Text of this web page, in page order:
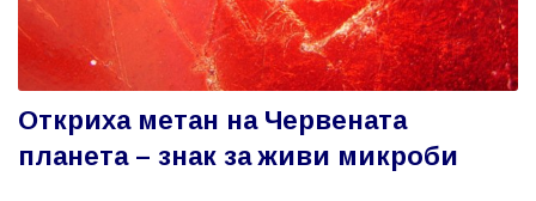
Откриха метан на Червената
планета – знак за живи микроби